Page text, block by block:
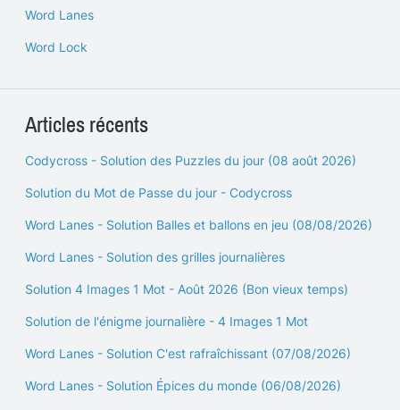
Word Lanes
Word Lock
Articles récents
Codycross - Solution des Puzzles du jour (08 août 2026)
Solution du Mot de Passe du jour - Codycross
Word Lanes - Solution Balles et ballons en jeu (08/08/2026)
Word Lanes - Solution des grilles journalières
Solution 4 Images 1 Mot - Août 2026 (Bon vieux temps)
Solution de l'énigme journalière - 4 Images 1 Mot
Word Lanes - Solution C'est rafraîchissant (07/08/2026)
Word Lanes - Solution Épices du monde (06/08/2026)